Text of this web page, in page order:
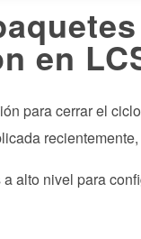
en
para cerrar el
alto nivel para